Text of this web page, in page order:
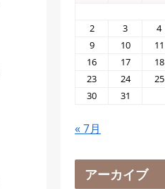
2
3 4
9
10 11
16
17 18
23
24 25
30
31
« 7月
アーカイブ